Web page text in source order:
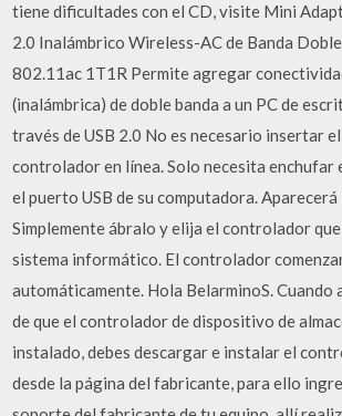
tiene dificultades con el CD, visite Mini
2.0 Inalámbrico Wireless-AC de Banda
802.11ac 1T1R Permite agregar
(inalámbrica) de doble banda a un PC de
través de USB 2.0 No es necesario insertar
controlador en línea. Solo necesita enchufar
el puerto USB de su computadora. Aparecerá
Simplemente ábralo y elija el controlador
sistema informático. El controlador
automáticamente. Hola BelarminoS. Cuando
de que el controlador de dispositivo de
instalado, debes descargar e instalar el
desde la página del fabricante, para ello